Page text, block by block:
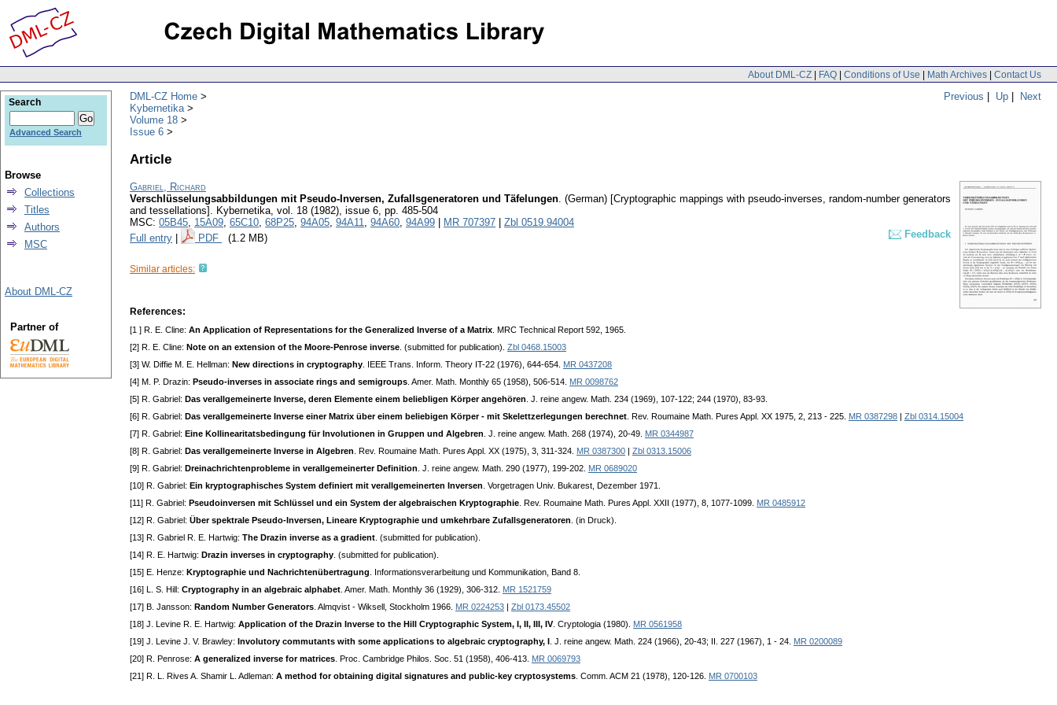
About DML-CZ | FAQ | Conditions of Use | Math Archives | Contact Us
Previous | Up | Next
DML-CZ Home
Kybernetika
Volume 18
Issue 6
Article
Gabriel, Richard
Verschlüsselungsabbildungen mit Pseudo-Inversen, Zufallsgeneratoren und Täfelungen. (German) [Cryptographic mappings with pseudo-inverses, random-number generators
and tessellations]. Kybernetika, vol. 18 (1982), issue 6, pp. 485-504
MSC: 05B45, 15A09, 65C10, 68P25, 94A05, 94A11, 94A60, 94A99 MR 707397
Zbl 0519.94004
Full entry
PDF (1.2 MB) Feedback
Similar articles:
References:
[1 ] R. E. Cline: An Application of Representations for the Generalized Inverse of a Matrix . MRC Technical Report 592, 1965.
[2] R. E. Cline: Note on an extension of the Moore-Penrose inverse . (submitted for publication). Zbl 0468.15003
[3] W. Diffie M. E. Hellman: New directions in cryptography . IEEE Trans. Inform. Theory IT-22 (1976), 644-654. MR 0437208
[4] M. P. Drazin: Pseudo-inverses in associate rings and semigroups . Amer. Math. Monthly 65 (1958), 506-514. MR 0098762
[5] R. Gabriel: Das verallgemeinerte Inverse, deren Elemente einem beliebligen Körper angehören . J. reine angew. Math. 234 (1969), 107-122; 244 (1970), 83-93.
[6] R. Gabriel: Das verallgemeinerte Inverse einer Matrix über einem beliebigen Körper - mit Skelettzerlegungen berechnet . Rev. Roumaine Math. Pures Appl. XX 1975, 2, 213 - 225. MR 0387298
Zbl 0314.15004
[7] R. Gabriel: Eine Kollinearitatsbedingung für Involutionen in Gruppen und Algebren . J. reine angew. Math. 268 (1974), 20-49. MR 0344987
[8] R. Gabriel: Das verallgemeinerte Inverse in Algebren . Rev. Roumaine Math. Pures Appl. XX (1975), 3, 311-324. MR 0387300
Zbl 0313.15006
[9] R. Gabriel: Dreinachrichtenprobleme in verallgemeinerter Definition . J. reine angew. Math. 290 (1977), 199-202. MR 0689020
[10] R. Gabriel: Ein kryptographisches System definiert mit verallgemeinerten Inversen . Vorgetragen Univ. Bukarest, Dezember 1971.
[11] R. Gabriel: Pseudoinversen mit Schlüssel und ein System der algebraischen Kryptographie . Rev. Roumaine Math. Pures Appl. XXII (1977), 8, 1077-1099. MR 0485912
[12] R. Gabriel: Über spektrale Pseudo-Inversen, Lineare Kryptographie und umkehrbare Zufallsgeneratoren . (in Druck).
[13] R. Gabriel R. E. Hartwig: The Drazin inverse as a gradient . (submitted for publication).
[14] R. E. Hartwig: Drazin inverses in cryptography . (submitted for publication).
[15] E. Henze: Kryptographie und Nachrichtenübertragung . Informationsverarbeitung und Kommunikation, Band 8.
[16] L. S. Hill: Cryptography in an algebraic alphabet . Amer. Math. Monthly 36 (1929), 306-312. MR 1521759
[17] B. Jansson: Random Number Generators . Almqvist - Wiksell, Stockholm 1966. MR 0224253
Zbl 0173.45502
[18] J. Levine R. E. Hartwig: Application of the Drazin Inverse to the Hill Cryptographic System, I, II, III, IV. Cryptologia (1980). MR 0561958
[19] J. Levine J. V. Brawley: Involutory commutants with some applications to algebraic cryptography, I . J. reine angew. Math. 224 (1966), 20-43; II. 227 (1967), 1 - 24. MR 0200089
[20] R. Penrose: A generalized inverse for matrices . Proc. Cambridge Philos. Soc. 51 (1958), 406-413. MR 0069793
[21] R. L. Rives A. Shamir L. Adleman: A method for obtaining digital signatures and public-key cryptosystems . Comm. ACM 21 (1978), 120-126. MR 0700103
Search
Advanced Search
Browse
Collections
Titles
Authors
MSC
About DML-CZ
Partner of